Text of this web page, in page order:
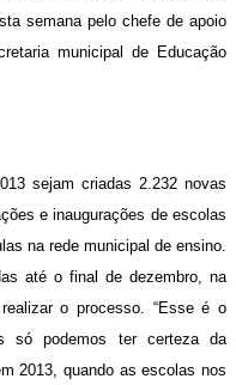
semana pelo chefe de apoio
municipal de Educação
sejam criadas 2.232 novas
e inaugurações de escolas
na rede municipal de ensino.
até o final de dezembro, na
o processo. “Esse é o
só podemos ter certeza da
2013, quando as escolas nos